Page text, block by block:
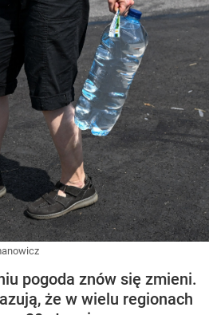
pogoda znów się zmieni.
że w wielu regionach